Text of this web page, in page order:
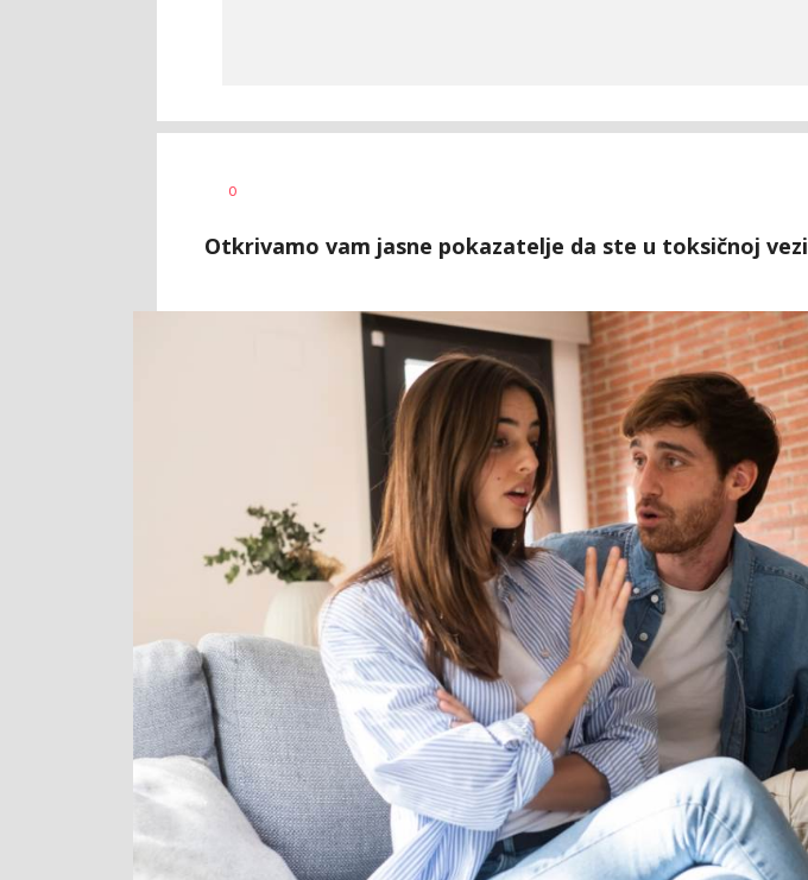
0
Otkrivamo vam jasne pokazatelje da ste u toksičnoj vezi